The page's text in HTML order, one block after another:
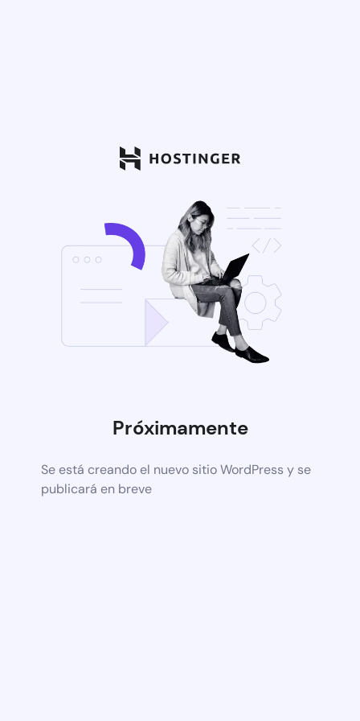
Próximamente
Se está creando el nuevo sitio WordPress y se
publicará en breve